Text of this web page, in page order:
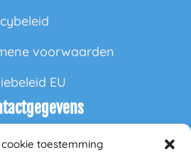
toestemming
voorwaarden
EU